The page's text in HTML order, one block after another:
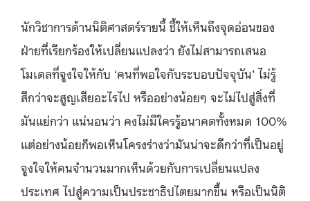
นักวิชาการด้านนิติศาสตร์รายนี้ ชี้ให้เห็นถึงจุดอ่อนของ
ฝ่ายที่เรียกร้องให้เปลี่ยนแปลงว่า ยังไม่สามารถเสนอ
โมเดลที่จูงใจให้กับ ‘คนที่พอใจกับระบอบปัจจุบัน’ ไม่รู้
สึกว่าจะสูญเสียอะไรไป หรืออย่างน้อยๆ จะไม่ไปสู่สิ่งที่
มันแย่กว่า แน่นอนว่า คงไม่มีใครรู้อนาคตทั้งหมด 100%
แต่อย่างน้อยก็พอเห็นโครงร่างว่ามันน่าจะดีกว่าที่เป็นอยู่
จูงใจให้คนจำนวนมากเห็นด้วยกับการเปลี่ยนแปลง
ประเทศ ไปสู่ความเป็นประชาธิปไตยมากขึ้น หรือเป็นนิติ